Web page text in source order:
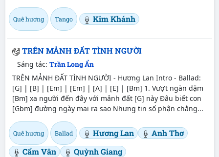
Quê hương Tango Kim Khánh
TRÊN MẢNH ĐẤT TÌNH NGƯỜI
Sáng tác: Trần Long Ẩn
TRÊN MẢNH ĐẤT TÌNH NGƯỜI - Hương Lan Intro - Ballad:
[G] | [B] | [Em] | [Em] | [A] | [E] | [Bm] 1. Vượt ngàn dặm
[Bm] xa người đến đây với mảnh đất [G] này Đâu biết con
[Gbm] đường ngày mai ra sao Nhưng tin số phận chẳng...
Quê hương Ballad Hương Lan
Anh Thơ
Cẩm Vân
Quỳnh Giang